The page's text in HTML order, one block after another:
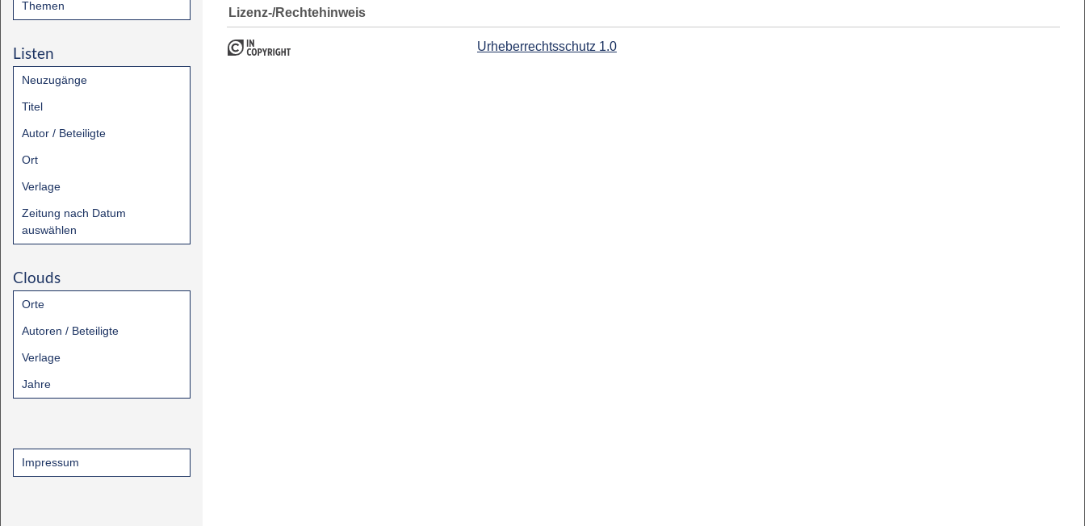
Themen
Listen
Neuzugänge
Titel
Autor / Beteiligte
Ort
Verlage
Zeitung nach Datum
auswählen
Clouds
Orte
Autoren / Beteiligte
Verlage
Jahre
Impressum
Lizenz-/Rechtehinweis
Urheberrechtsschutz 1.0